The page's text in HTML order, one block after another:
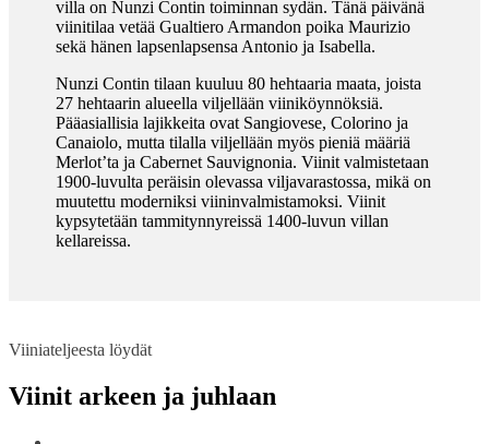
villa on Nunzi Contin toiminnan sydän. Tänä päivänä
viinitilaa vetää Gualtiero Armandon poika Maurizio
sekä hänen lapsenlapsensa Antonio ja Isabella.
Nunzi Contin tilaan kuuluu 80 hehtaaria maata, joista
27 hehtaarin alueella viljellään viiniköynnöksiä.
Pääasiallisia lajikkeita ovat Sangiovese, Colorino ja
Canaiolo, mutta tilalla viljellään myös pieniä määriä
Merlot’ta ja Cabernet Sauvignonia. Viinit valmistetaan
1900-luvulta peräisin olevassa viljavarastossa, mikä on
muutettu moderniksi viininvalmistamoksi. Viinit
kypsytetään tammitynnyreissä 1400-luvun villan
kellareissa.
Viiniateljeesta löydät
Viinit arkeen ja juhlaan